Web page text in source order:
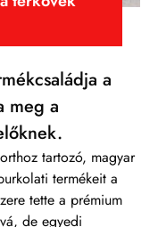
a
meg a
tartozó, magyar
termékeit a
tette a prémium
de egyedi